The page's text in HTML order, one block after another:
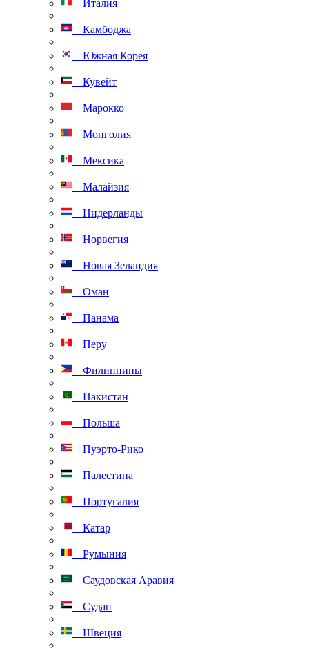
Италия
Камбоджа
Южная Корея
Кувейт
Марокко
Монголия
Мексика
Малайзия
Нидерланды
Норвегия
Новая Зеландия
Оман
Панама
Перу
Филиппины
Пакистан
Польша
Пуэрто-Рико
Палестина
Португалия
Катар
Румыния
Саудовская Аравия
Судан
Швеция